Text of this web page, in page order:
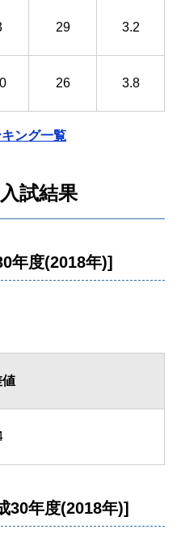
29 3.2
26 3.8
ング一覧
試結果
年度(2018年)]
値
30年度(2018年)]